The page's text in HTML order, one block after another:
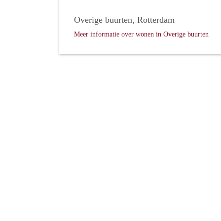
Overige buurten, Rotterdam
Meer informatie over wonen in Overige buurten